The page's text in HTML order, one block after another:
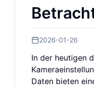
2026-01-26
In der heutigen
Daten bieten